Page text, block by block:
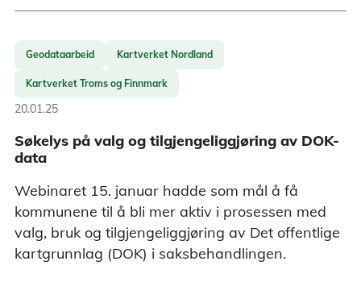
Geodataarbeid Kartverket Nordland
Kartverket Troms og Finnmark
20.01.25
Søkelys på valg og tilgjengeliggjøring av DOK-
data
Webinaret 15. januar hadde som mål å få
kommunene til å bli mer aktiv i prosessen med
valg, bruk og tilgjengeliggjøring av Det offentlige
kartgrunnlag (DOK) i saksbehandlingen.